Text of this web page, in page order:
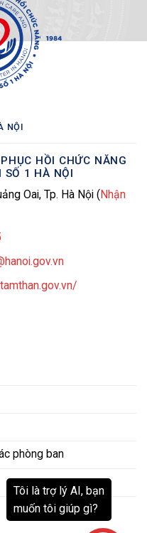
NỘI
HỒI CHỨC NĂNG
1 HÀ NỘI
Oai, Tp. Hà Nội (Nhận
phòng ban